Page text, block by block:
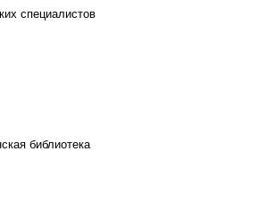
специалистов
библиотека